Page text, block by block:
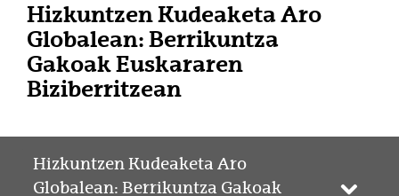
Hizkuntzen Kudeaketa Aro
Globalean: Berrikuntza
Gakoak Euskararen
Biziberritzean
Hizkuntzen Kudeaketa Aro
Globalean: Berrikuntza Gakoak